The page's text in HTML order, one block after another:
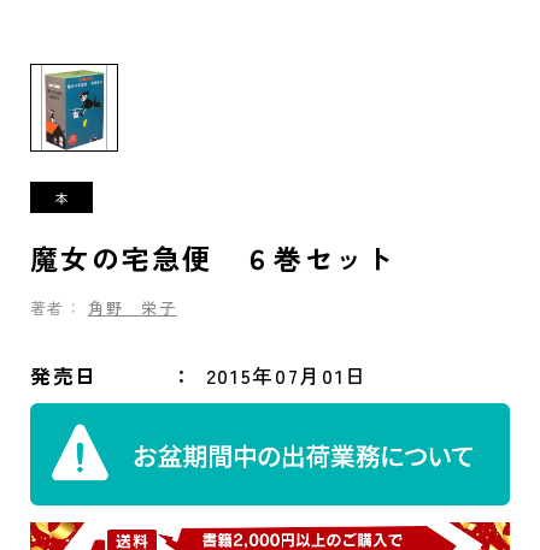
魔女の宅急便 ６巻セット
著者： 角野 栄子
発売日 2015年07月01日